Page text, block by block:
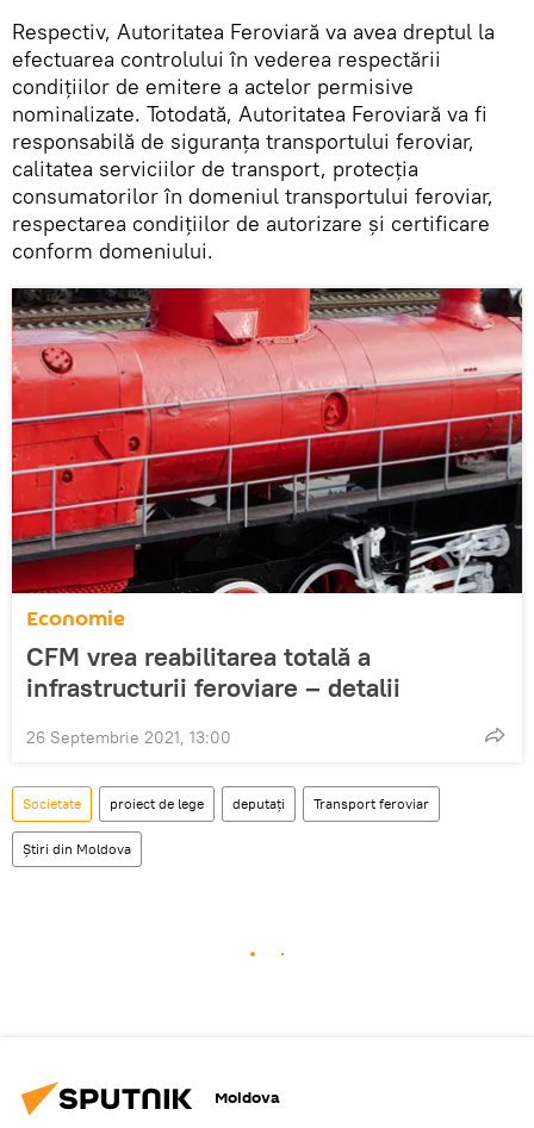
Respectiv, Autoritatea Feroviară va avea dreptul la
efectuarea controlului în vederea respectării
condițiilor de emitere a actelor permisive
nominalizate. Totodată, Autoritatea Feroviară va fi
responsabilă de siguranța transportului feroviar,
calitatea serviciilor de transport, protecția
consumatorilor în domeniul transportului feroviar,
respectarea condițiilor de autorizare și certificare
conform domeniului.
Economie
CFM vrea reabilitarea totală a
infrastructurii feroviare – detalii
26 Septembrie 2021, 13:00
Societate proiect de lege deputați Transport feroviar
Știri din Moldova
Moldova